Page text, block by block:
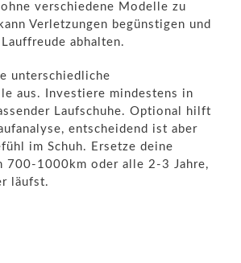
verschiedene Modelle zu
Verletzungen begünstigen und
abhalten.
unterschiedliche
aus. Investiere mindestens in
Laufschuhe. Optional hilft
entscheidend ist aber
im Schuh. Ersetze deine
700-1000km oder alle 2-3 Jahre,
läufst.